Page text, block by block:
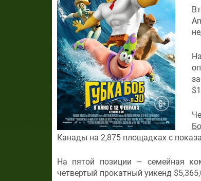
Канады на 2,875 площадках с
На пятой позиции – семейная
четвертый прокатный уикенд